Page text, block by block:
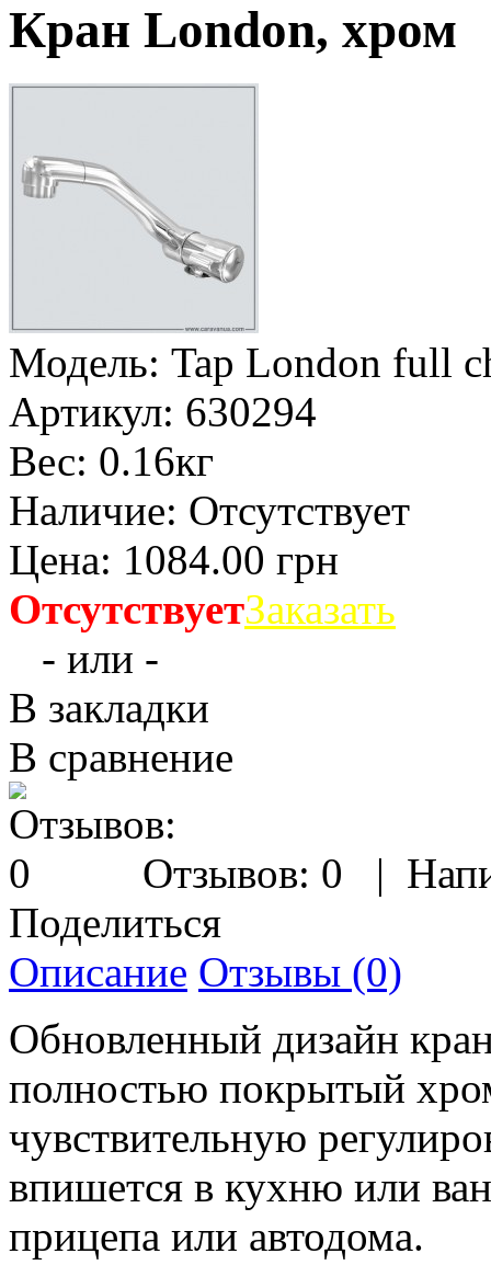
Кран London, хром
Модель: Tap London full
Артикул: 630294
Вес: 0.16кг
Наличие: Отсутствует
Цена: 1084.00 грн
ОтсутствуетЗаказать
- или -
В закладки
В сравнение
Отзывов: 0 |
Поделиться
Описание Отзывы (0)
Обновленный дизайн
полностью покрытый
чувствительную
впишется в кухню или
прицепа или автодома.